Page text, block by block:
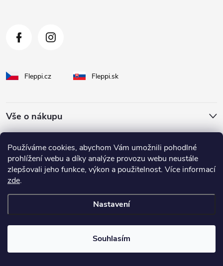
Používáme cookies, abychom Vám umožnili pohodlné
prohlížení webu a díky analýze provozu webu neustále
zlepšovali jeho funkce, výkon a použitelnost. Více informací
zde.
Nastavení
Souhlasím
Fleppi.cz Fleppi.sk
Vše o nákupu
O Fleppi
Inspirace pro vás
Copyright 2026fleppi. Všechna práva vyhrazena.